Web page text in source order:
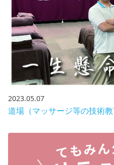
2023.05.07
道場（マッサージ等の技術